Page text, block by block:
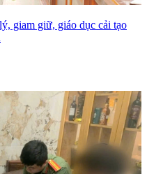
giam giữ, giáo dục cải tạo